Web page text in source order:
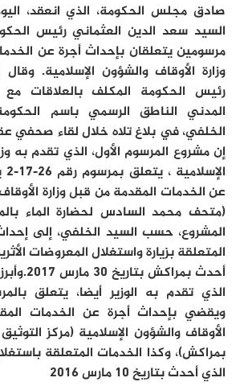
صادق مجلس الحكومة، الذي انعقد،
السيد سعد الدين العثماني رئيس
مرسومين يتعلقان بإحداث أجرة عن
وزارة الأوقاف والشؤون الإسلامية.
رئيس الحكومة المكلف بالعلاقات مع
المدني الناطق الرسمي باسم
الخلفي، في بلاغ تلاه خلال لقاء صحفي
إن مشروع المرسوم الأول، الذي تقدم به
عن الخدمات المقدمة من قبل وزارة
(متحف محمد السادس لحضارة الماء
المشروع، حسب السيد الخلفي، إلى
المتعلقة بزيارة واستغلال المعروضات
أحدث
ويقضي بإحداث أجرة عن الخدمات
الأوقاف والشؤون الإسلامية (مركز
بمراكش)، وكذا الخدمات المتعلقة
الذي أحدث بتاريخ 10 مارس 2016